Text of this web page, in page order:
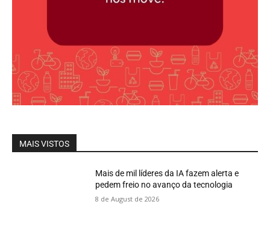
MAIS VISTOS
Mais de mil líderes da IA fazem alerta e
pedem freio no avanço da tecnologia
8 de August de 2026